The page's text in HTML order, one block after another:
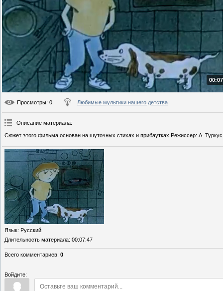
Просмотры: 0 Любимые мультики нашего детства
Описание материала:
Сюжет этого фильма основан на шуточных стихах и прибаутках.Режиссер: А.
Язык: Русский
Длительность материала: 00:07:47
Всего комментариев: 0
Войдите: